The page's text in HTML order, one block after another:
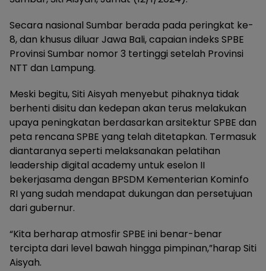
Secara nasional Sumbar berada pada peringkat ke-
8, dan khusus diluar Jawa Bali, capaian indeks SPBE
Provinsi Sumbar nomor 3 tertinggi setelah Provinsi
NTT dan Lampung.
Meski begitu, Siti Aisyah menyebut pihaknya tidak
berhenti disitu dan kedepan akan terus melakukan
upaya peningkatan berdasarkan arsitektur SPBE dan
peta rencana SPBE yang telah ditetapkan. Termasuk
diantaranya seperti melaksanakan pelatihan
leadership digital academy untuk eselon II
bekerjasama dengan BPSDM Kementerian Kominfo
RI yang sudah mendapat dukungan dan persetujuan
dari gubernur.
“Kita berharap atmosfir SPBE ini benar-benar
tercipta dari level bawah hingga pimpinan,”harap Siti
Aisyah.